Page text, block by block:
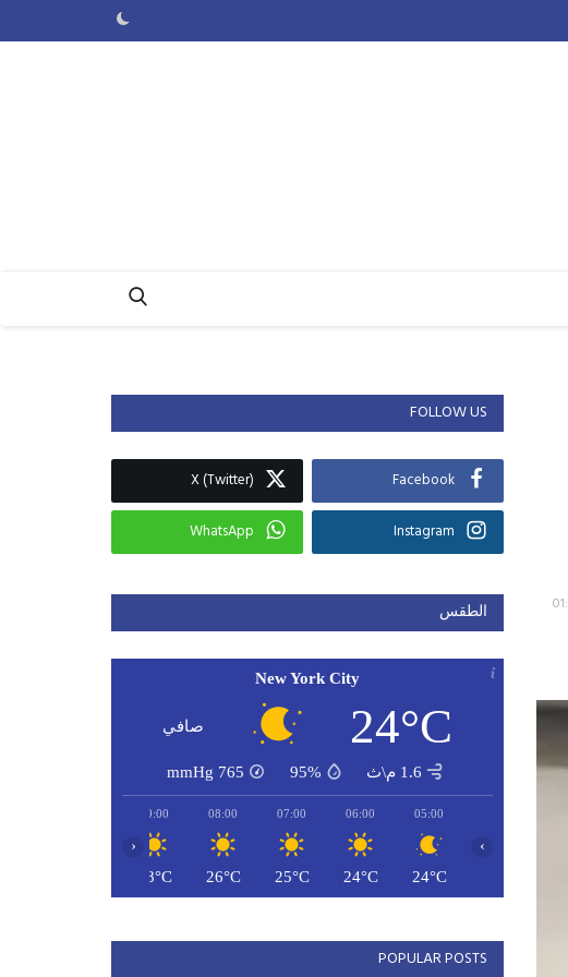
FOLLOW US
Facebook
X (Twitter)
Instagram
WhatsApp
الطقس
New York City
24°C صافي
1.6 م\ث 95%
765
mmHg
05:00
24°C
06:00
24°C
07:00
25°C
08:00
26°C
09:00
28°C
‹ ›
POPULAR POSTS